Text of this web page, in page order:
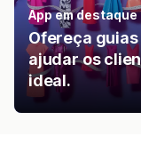
App em destaque
Ofereça
ajudar os
ideal.